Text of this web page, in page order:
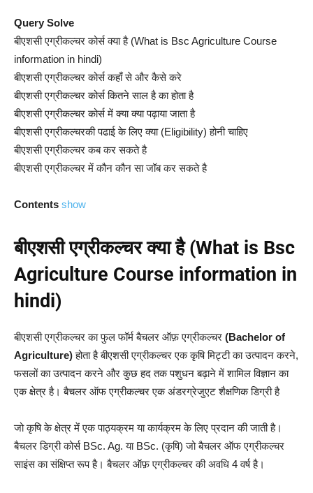
Query Solve
बीएशसी एग्रीकल्चर कोर्स क्या है (What is Bsc Agriculture Course
information in hindi)
बीएशसी एग्रीकल्चर कोर्स कहाँ से और कैसे करे
बीएशसी एग्रीकल्चर कोर्स कितने साल है का होता है
बीएशसी एग्रीकल्चर कोर्स में क्या क्या पढ़ाया जाता है
बीएशसी एग्रीकल्चरकी पढाई के लिए क्या (Eligibility) होनी चाहिए
बीएशसी एग्रीकल्चर कब कर सकते है
बीएशसी एग्रीकल्चर में कौन कौन सा जॉब कर सकते है
Contents show
बीएशसी एग्रीकल्चर क्या है (What is Bsc
Agriculture Course information in
hindi)
बीएशसी एग्रीकल्चर का फुल फॉर्म बैचलर ऑफ़ एग्रीकल्चर (Bachelor of
Agriculture)होता है बीएशसी एग्रीकल्चर एक कृषि मिट्टी का उत्पादन करने,
फसलों का उत्पादन करने और कुछ हद तक पशुधन बढ़ाने में शामिल विज्ञान का
एक क्षेत्र है। बैचलर ऑफ एग्रीकल्चर एक अंडरग्रेजुएट शैक्षणिक डिग्री है
जो कृषि के क्षेत्र में एक पाठ्यक्रम या कार्यक्रम के लिए प्रदान की जाती है।
बैचलर डिग्री कोर्स BSc. Ag. या BSc. (कृषि) जो बैचलर ऑफ एग्रीकल्चर
साइंस का संक्षिप्त रूप है। बैचलर ऑफ़ एग्रीकल्चर की अवधि 4 वर्ष है।